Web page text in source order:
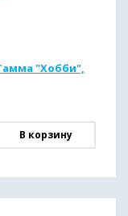
"Хобби",
В корзину